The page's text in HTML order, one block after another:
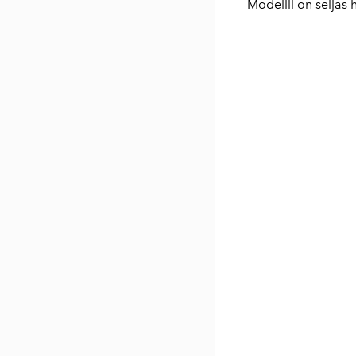
Modellil on seljas